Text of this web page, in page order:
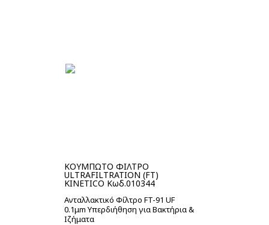
ΚΟΥΜΠΩΤΟ ΦΙΛΤΡΟ
ULTRAFILTRATION (FT)
KINETICO Κωδ.010344
Ανταλλακτικό Φίλτρο FT-91 UF
0.1μm Υπερδιήθηση για Βακτήρια &
Ιζήματα